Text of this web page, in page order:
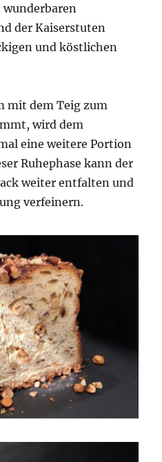
der Kaiserstuten
und köstlichen
mit dem Teig zum
wird dem
eine weitere Portion
Ruhephase kann der
weiter entfalten und
verfeinern.